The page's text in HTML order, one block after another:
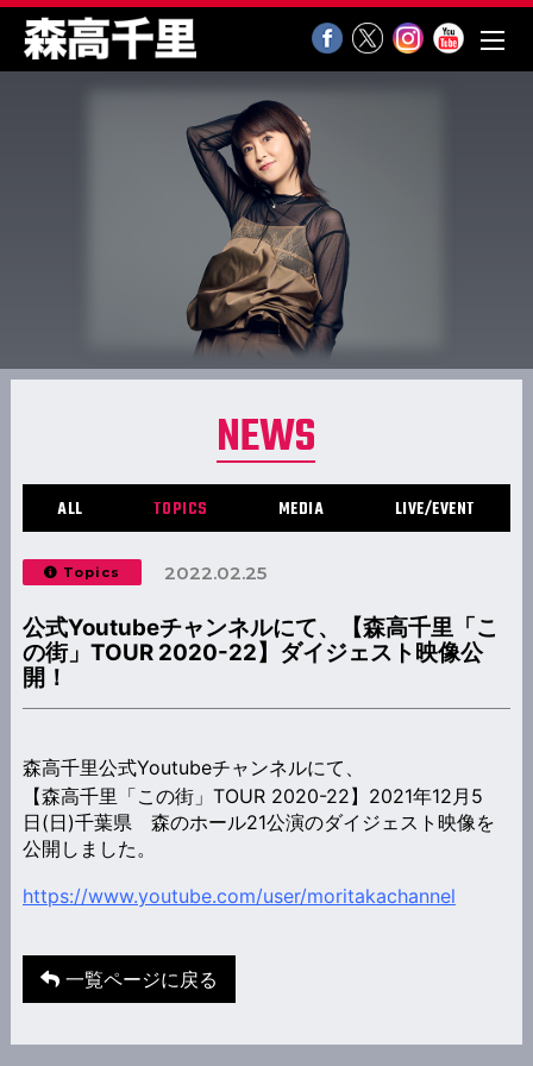
NEWS
ALL TOPICS MEDIA LIVE/EVENT
Topics 2022.02.25
公式Youtubeチャンネルにて、【森高千里「こ
の街」TOUR 2020-22】ダイジェスト映像公
開！
森高千里公式Youtubeチャンネルにて、
【森高千里「この街」TOUR 2020-22】2021年12月5
日(日)千葉県 森のホール21公演のダイジェスト映像を
公開しました。
https://www.youtube.com/user/moritakachannel
一覧ページに戻る